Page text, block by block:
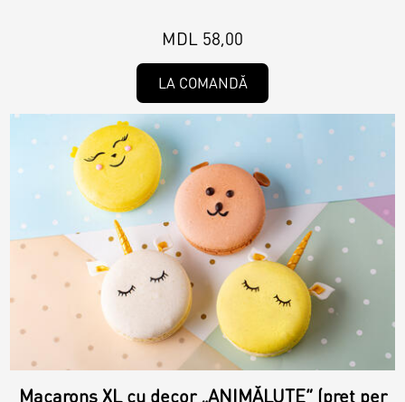
MDL 58,00
LA COMANDĂ
Macarons XL cu decor „ANIMĂLUȚE” (preț per